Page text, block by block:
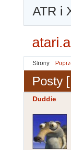
ATR i
Strony
Posty
Duddie